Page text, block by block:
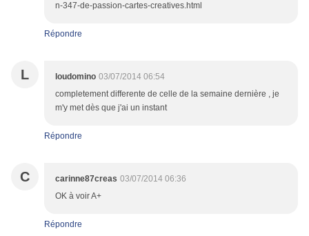
n-347-de-passion-cartes-creatives.html
Répondre
L loudomino 03/07/2014 06:54
completement differente de celle de la semaine dernière , je
m'y met dès que j'ai un instant
Répondre
C carinne87creas 03/07/2014 06:36
OK à voir A+
Répondre